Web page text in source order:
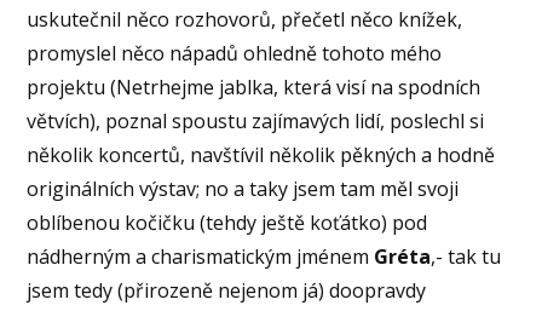
uskutečnil něco rozhovorů, přečetl něco knížek,
promyslel něco nápadů ohledně tohoto mého
projektu (Netrhejme jablka, která visí na spodních
větvích), poznal spoustu zajímavých lidí, poslechl si
několik koncertů, navštívil několik pěkných a hodně
originálních výstav; no a taky jsem tam měl svoji
oblíbenou kočičku (tehdy ještě koťátko) pod
nádherným a charismatickým jménem Gréta,- tak tu
jsem tedy (přirozeně nejenom já) doopravdy